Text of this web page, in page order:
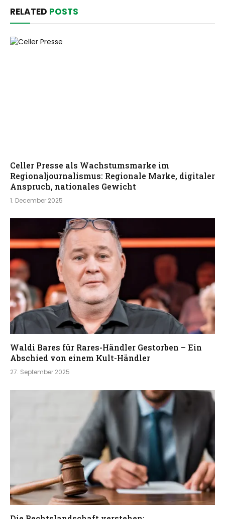
RELATED POSTS
Celler Presse als Wachstumsmarke im
Regionaljournalismus: Regionale Marke, digitaler
Anspruch, nationales Gewicht
1. December 2025
Waldi Bares für Rares-Händler Gestorben – Ein
Abschied von einem Kult-Händler
27. September 2025